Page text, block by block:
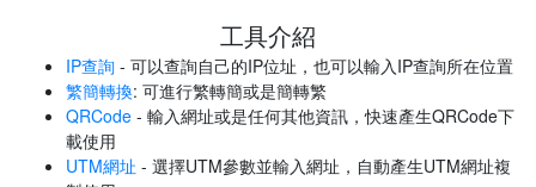
工具介紹
IP查詢 - 可以查詢自己的IP位址，也可以輸入IP查詢所在位置
繁簡轉換: 可進行繁轉簡或是簡轉繁
QRCode - 輸入網址或是任何其他資訊，快速產生QRCode下
載使用
UTM網址 - 選擇UTM參數並輸入網址，自動產生UTM網址複